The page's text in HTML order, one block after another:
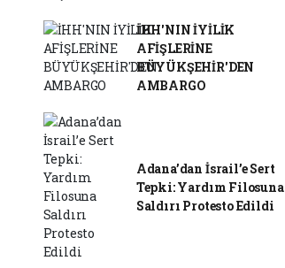
İHH'NIN İYİLİK
AFİŞLERİNE
BÜYÜKŞEHİR'DEN
AMBARGO
Adana’dan İsrail’e Sert
Tepki: Yardım Filosuna
Saldırı Protesto Edildi